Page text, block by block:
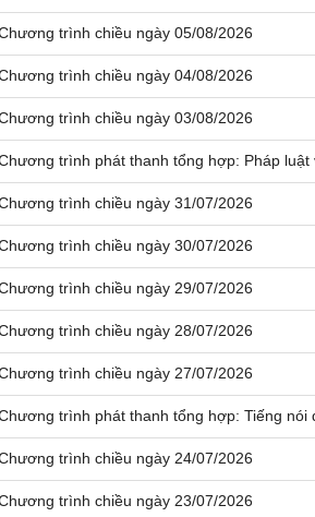
trình chiều ngày 05/08/2026
trình chiều ngày 04/08/2026
trình chiều ngày 03/08/2026
trình phát thanh tổng hợp: Pháp
trình chiều ngày 31/07/2026
trình chiều ngày 30/07/2026
trình chiều ngày 29/07/2026
trình chiều ngày 28/07/2026
trình chiều ngày 27/07/2026
trình phát thanh tổng hợp: Tiếng nói
trình chiều ngày 24/07/2026
trình chiều ngày 23/07/2026